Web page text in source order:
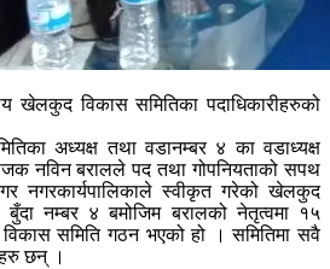
खेलकुद विकास समितिका पदाधिकारीहरुको
अध्यक्ष तथा वडानम्बर ४ का वडाध्यक्ष
नविन बरालले पद तथा गोपनियताको सपथ
नगरकार्यपालिकाले स्वीकृत गरेको खेलकुद
बुँदा नम्बर ४ बमोजिम बरालको नेतृत्वमा १५
समिति गठन भएको हो । समितिमा सवै
छन् ।